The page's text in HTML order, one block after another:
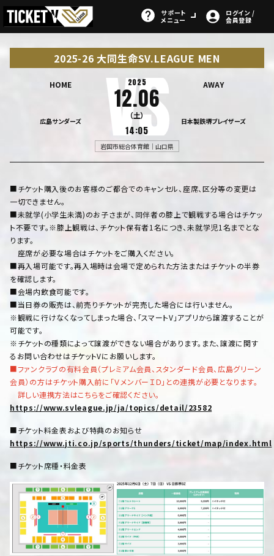
サポート
メニュー
ログイン /
会員登録
2025-26 大同生命SV.LEAGUE MEN
HOME
広島サンダーズ
2025
12.06
（土）
14:05
AWAY
日本製鉄堺ブレイザーズ
岩国市総合体育館｜山口県
■チケット購入後のお客様のご都合でのキャンセル、座席、区分等の変更は
一切できません。
■未就学(小学生未満)のお子さまが、同伴者の膝上で観戦する場合はチケッ
ト不要です。※膝上観戦は、チケット保有者1名につき、未就学児1名までとな
ります。
座席が必要な場合はチケットをご購入ください。
■再入場可能です。再入場時は会場で定められた方法またはチケットの半券
を確認します。
■会場内飲食可能です。
■当日券の販売は、前売りチケットが完売した場合には行いません。
※観戦に行けなくなってしまった場合、「スマートV」アプリから譲渡することが
可能です。
※チケットの種類によって譲渡ができない場合があります。また、譲渡に関す
るお問い合わせはチケットVにお願いします。
■ファンクラブの有料会員（プレミアム会員、スタンダード会員、広島グリーン
会員）の方はチケット購入前に「ＶメンバーＩＤ」との連携が必要となります。
詳しい連携方法はこちらをご確認ください。
https://www.svleague.jp/ja/topics/detail/23582
■チケット料金表および特典のお知らせ
https://www.jti.co.jp/sports/thunders/ticket/map/index.html
■チケット席種・料金表